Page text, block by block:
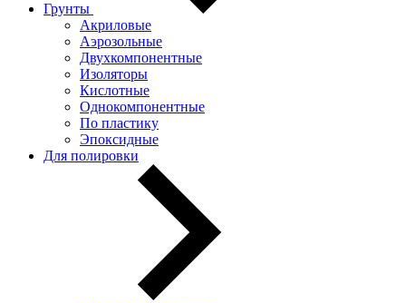
Грунты
Акриловые
Аэрозольные
Двухкомпонентные
Изоляторы
Кислотные
Однокомпонентные
По пластику
Эпоксидные
Для полировки